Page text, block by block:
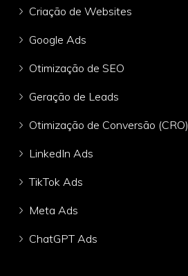
Criação de Websites
Google Ads
Otimização de SEO
Geração de Leads
Otimização de Conversão (CRO)
LinkedIn Ads
TikTok Ads
Meta Ads
ChatGPT Ads